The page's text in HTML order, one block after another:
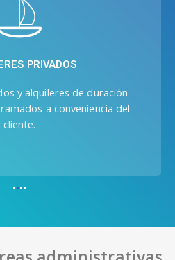
DEL CLIENTE
decida si quiere ir de
con sus amigos o con
que no conocen.